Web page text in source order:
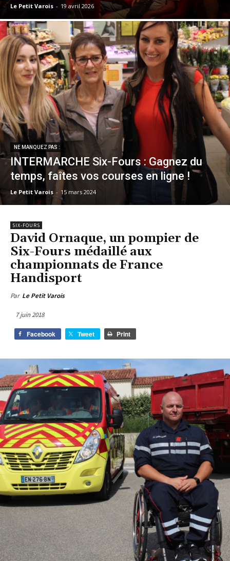
Le Petit Varois - 19 avril 2026
NE MANQUEZ PAS :
INTERMARCHE Six-Fours : Gagnez du
temps, faîtes vos courses en ligne !
Le Petit Varois - 15 mars 2024
SIX-FOURS
David Ornaque, un pompier de
Six-Fours médaillé aux
championnats de France
Handisport
Par Le Petit Varois
7 juin 2018
Facebook Tweet Print